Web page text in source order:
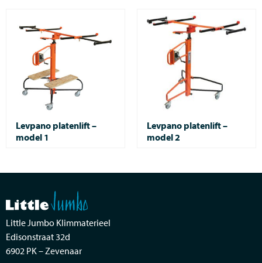
Levpano platenlift –
model 1
Levpano platenlift –
model 2
Little Jumbo Klimmaterieel
Edisonstraat 32d
6902 PK – Zevenaar